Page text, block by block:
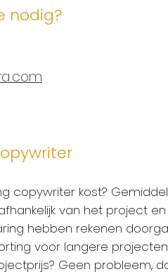
nodig?​
copywriter kost?
van het project
hebben rekenen
voor langere
Geen probleem,